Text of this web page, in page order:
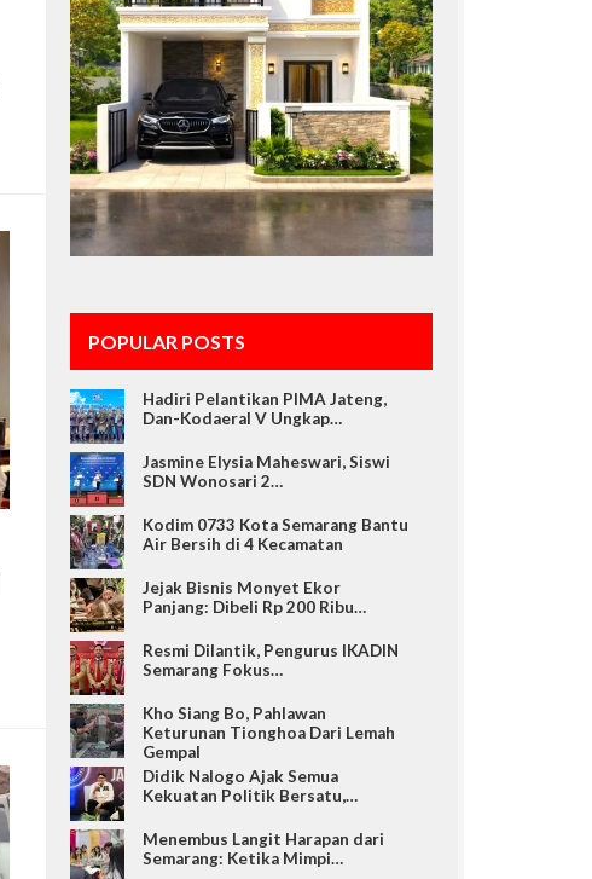
POPULAR POSTS
Hadiri Pelantikan PIMA Jateng,
Dan-Kodaeral V Ungkap…
Jasmine Elysia Maheswari, Siswi
SDN Wonosari 2…
Kodim 0733 Kota Semarang Bantu
Air Bersih di 4 Kecamatan
Jejak Bisnis Monyet Ekor
Panjang: Dibeli Rp 200 Ribu…
Resmi Dilantik, Pengurus IKADIN
Semarang Fokus…
Kho Siang Bo, Pahlawan
Keturunan Tionghoa Dari Lemah
Gempal
Didik Nalogo Ajak Semua
Kekuatan Politik Bersatu,…
Menembus Langit Harapan dari
Semarang: Ketika Mimpi…